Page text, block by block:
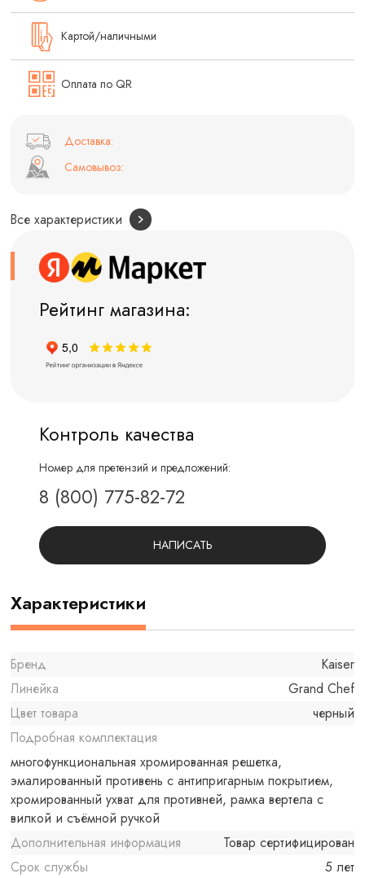
Картой/наличными
Оплата по QR
Доставка:
Самовывоз:
Все характеристики
Рейтинг магазина:
Контроль качества
Номер для претензий и предложений:
8 (800) 775-82-72
НАПИСАТЬ
Характеристики
Бренд
Kaiser
Линейка
Grand Chef
Цвет товара
черный
Подробная комплектация
многофункциональная хромированная решетка,
эмалированный противень с антипригарным покрытием,
хромированный ухват для противней, рамка вертела с
вилкой и съёмной ручкой
Дополнительная информация
Товар сертифицирован
Срок службы
5 лет